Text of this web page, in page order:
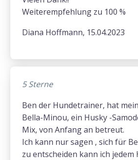
Weiterempfehlung zu 100 %
Diana Hoffmann, 15.04.2023
5 Sterne
Ben der Hundetrainer, hat
Bella-Minou, ein Husky -
Mix, von Anfang an betreut.
Ich kann nur sagen , sich für
zu entscheiden kann ich